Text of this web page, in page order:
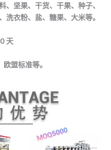
、坚果、干货、干果、种子、
洗衣粉、盐、糖果、大米等。
天
盟标准等。